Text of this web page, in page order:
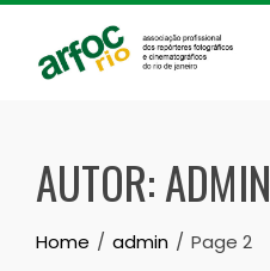
Skip
content
AUTOR:ADMIN
Home admin Page 2